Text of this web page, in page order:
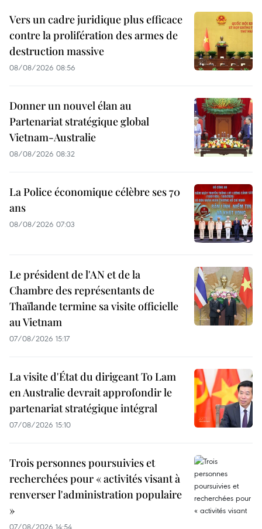
Vers un cadre juridique plus efficace
contre la prolifération des armes de
destruction massive
08/08/2026 08:56
Donner un nouvel élan au
Partenariat stratégique global
Vietnam-Australie
08/08/2026 08:32
La Police économique célèbre ses 70
ans
08/08/2026 07:03
Le président de l'AN et de la
Chambre des représentants de
Thaïlande termine sa visite officielle
au Vietnam
07/08/2026 15:17
La visite d'État du dirigeant To Lam
en Australie devrait approfondir le
partenariat stratégique intégral
07/08/2026 15:10
Trois personnes poursuivies et
recherchées pour « activités visant à
renverser l'administration populaire
»
07/08/2026 14:54